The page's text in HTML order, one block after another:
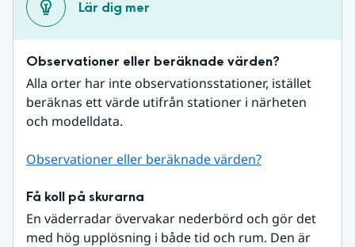
Lär dig mer
Observationer eller beräknade värden?
Alla orter har inte observationsstationer, istället
beräknas ett värde utifrån stationer i närheten
och modelldata.
Observationer eller beräknade värden?
Få koll på skurarna
En väderradar övervakar nederbörd och gör det
med hög upplösning i både tid och rum. Den är